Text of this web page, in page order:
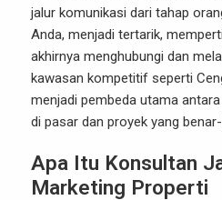
jalur komunikasi dari tahap
Anda, menjadi tertarik,
akhirnya menghubungi dan
kawasan kompetitif seperti
menjadi pembeda utama
di pasar dan proyek yang
Apa Itu Konsultan
Marketing Properti